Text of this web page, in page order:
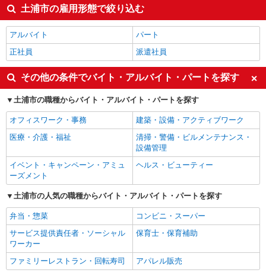
土浦市の雇用形態で絞り込む
アルバイト
パート
正社員
派遣社員
その他の条件でバイト・アルバイト・パートを探す
土浦市の職種からバイト・アルバイト・パートを探す
オフィスワーク・事務
建築・設備・アクティブワーク
医療・介護・福祉
清掃・警備・ビルメンテナンス・
設備管理
イベント・キャンペーン・アミュ
ーズメント
ヘルス・ビューティー
土浦市の人気の職種からバイト・アルバイト・パートを探す
弁当・惣菜
コンビニ・スーパー
サービス提供責任者・ソーシャル
ワーカー
保育士・保育補助
ファミリーレストラン・回転寿司 アパレル販売